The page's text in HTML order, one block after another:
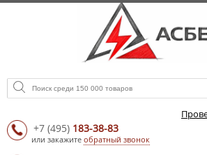
+7 (495) 183-38-83
или закажите обратный звонок